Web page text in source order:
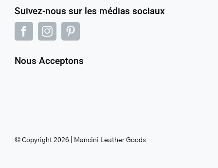
Suivez-nous sur les médias sociaux
Nous Acceptons
© Copyright 2026 | Mancini Leather Goods